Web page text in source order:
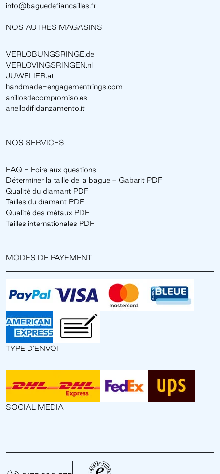
info@baguedefiancailles.fr
NOS AUTRES MAGASINS
VERLOBUNGSRINGE.de
VERLOVINGSRINGEN.nl
JUWELIER.at
handmade-engagementrings.com
anillosdecompromiso.es
anellodifidanzamento.it
NOS SERVICES
FAQ - Foire aux questions
Déterminer la taille de la bague - Gabarit PDF
Qualité du diamant PDF
Tailles du diamant PDF
Qualité des métaux PDF
Tailles internationales PDF
MODES DE PAYEMENT
TYPE D'ENVOI
SOCIAL MEDIA